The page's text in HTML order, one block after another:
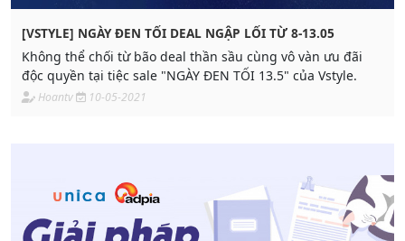
[VSTYLE] NGÀY ĐEN TỐI DEAL NGẬP LỐI TỪ 8-13.05
Không thể chối từ bão deal thần sầu cùng vô vàn ưu đãi
độc quyền tại tiệc sale "NGÀY ĐEN TỐI 13.5" của Vstyle.
Hoantv 10-05-2021